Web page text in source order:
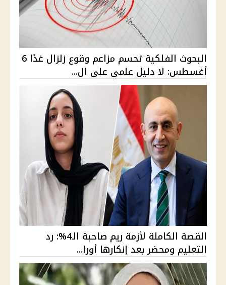
البحوث الفلكية تحسم مزاعم وقوع زلزال غدًا 6
أغسطس: لا دليل علمي على ال...
القصة الكاملة لأزمة ريم صاحبة الـ4%: رد
التعليم ومحضر بعد إنكارها أورا...